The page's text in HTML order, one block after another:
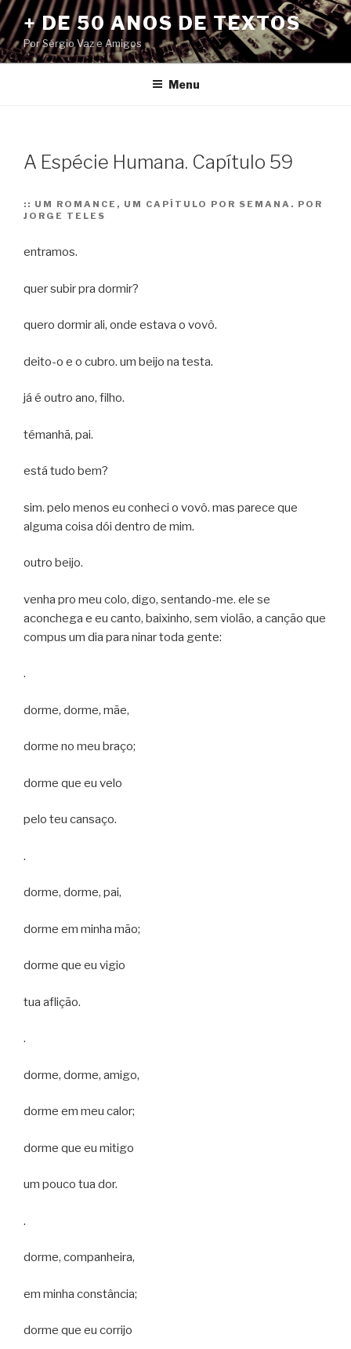
Pular
para
o
conteúdo
+ DE 50 ANOS DE TEXTOS
Por Sérgio Vaz e Amigos
Menu
A Espécie Humana. Capítulo 59
:: UM ROMANCE, UM CAPÍTULO POR SEMANA. POR
JORGE TELES
entramos.
quer subir pra dormir?
quero dormir ali, onde estava o vovô.
deito-o e o cubro. um beijo na testa.
já é outro ano, filho.
témanhã, pai.
está tudo bem?
sim. pelo menos eu conheci o vovô. mas parece que
alguma coisa dói dentro de mim.
outro beijo.
venha pro meu colo, digo, sentando-me. ele se
aconchega e eu canto, baixinho, sem violão, a canção que
compus um dia para ninar toda gente:
.
dorme, dorme, mãe,
dorme no meu braço;
dorme que eu velo
pelo teu cansaço.
.
dorme, dorme, pai,
dorme em minha mão;
dorme que eu vigio
tua aflição.
.
dorme, dorme, amigo,
dorme em meu calor;
dorme que eu mitigo
um pouco tua dor.
.
dorme, companheira,
em minha constância;
dorme que eu corrijo